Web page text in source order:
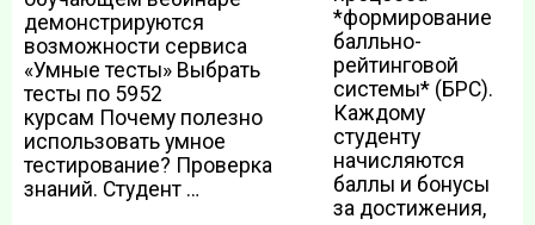
демонстрируются
возможности сервиса
«Умные тесты» Выбрать
тесты по 5952
курсам Почему полезно
использовать умное
тестирование? Проверка
знаний. Студент …
*формирование
балльно-
рейтинговой
системы* (БРС).
Каждому
студенту
начисляются
баллы и бонусы
за достижения,